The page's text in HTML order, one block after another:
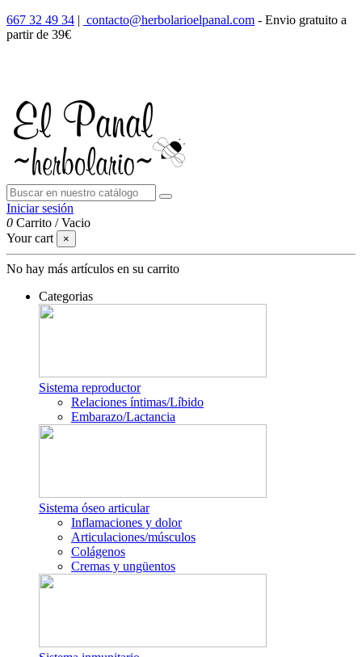
667 32 49 34 | contacto@herbolarioelpanal.com - Envio gratuito a
partir de 39€
Iniciar sesión
0 Carrito /Vacio
Your cart
×
No hay más artículos en su carrito
Categorias
Sistema reproductor
Relaciones íntimas/Líbido
Embarazo/Lactancia
Sistema óseo articular
Inflamaciones y dolor
Articulaciones/músculos
Colágenos
Cremas y ungüentos